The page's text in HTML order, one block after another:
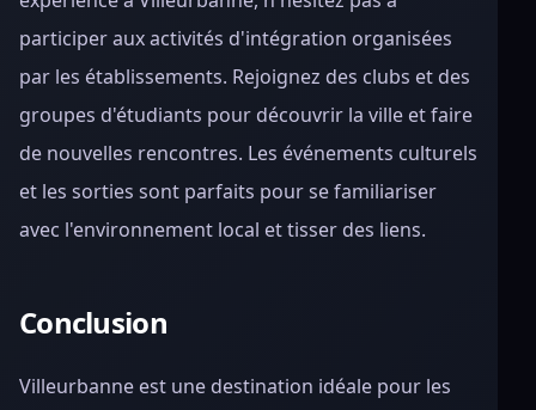
participer aux activités d'intégration organisées
par les établissements. Rejoignez des clubs et des
groupes d'étudiants pour découvrir la ville et faire
de nouvelles rencontres. Les événements culturels
et les sorties sont parfaits pour se familiariser
avec l'environnement local et tisser des liens.
Conclusion
Villeurbanne est une destination idéale pour les